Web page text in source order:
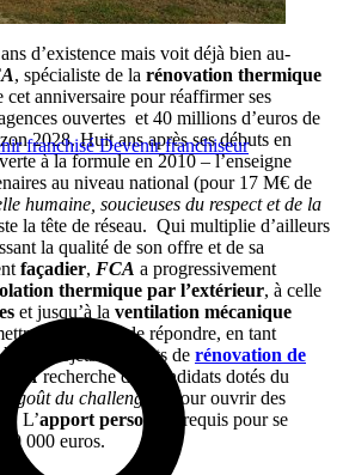
franchiséDevenir franchiseur
d’existence mais voit déjà bien au-
, spécialiste de la rénovation thermique
cet anniversaire pour réaffirmer ses
ouvertes et 40 millions d’euros de
2028. Huit ans après ses débuts en
à la formule en 2010 – l’enseigne
au niveau national (pour 17 M€ de
humaine, soucieuses du respect et de la
la tête de réseau. Qui multiplie d’ailleurs
la qualité de son offre et de sa
façadier, FCA a progressivement
thermique par l’extérieur, à celle
et jusqu’à la ventilation mécanique
à la chaîne de répondre, en tant
des projets complets de rénovation de
FCArecherche des candidats dotés du
goût du challenge »
pour ouvrir des
L’apport personnel
requis pour se
000 euros.